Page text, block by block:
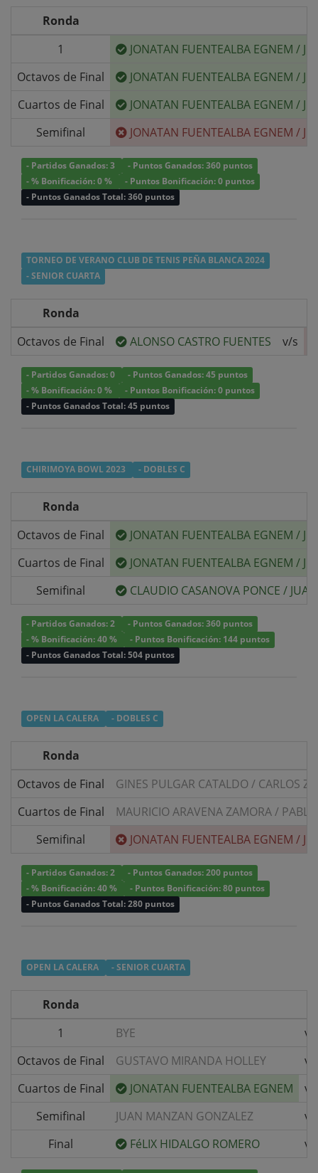
Ronda
1
JONATAN FUENTEALBA EGNEM /
Octavos de Final
JONATAN FUENTEALBA EGNEM /
Cuartos de Final
JONATAN FUENTEALBA EGNEM /
Semifinal
JONATAN FUENTEALBA EGNEM /
- Partidos Ganados: 3
- Puntos Ganados: 360 puntos
- % Bonificación: 0 %
- Puntos Bonificación: 0 puntos
- Puntos Ganados Total: 360 puntos
TORNEO DE VERANO CLUB DE TENIS PEÑA BLANCA 2024
- SENIOR CUARTA
Ronda
Octavos de Final
ALONSO CASTRO FUENTES v/s
- Partidos Ganados: 0
- Puntos Ganados: 45 puntos
- % Bonificación: 0 %
- Puntos Bonificación: 0 puntos
- Puntos Ganados Total: 45 puntos
CHIRIMOYA BOWL 2023 - DOBLES C
Ronda
Octavos de Final
JONATAN FUENTEALBA EGNEM /
Cuartos de Final
JONATAN FUENTEALBA EGNEM /
Semifinal
CLAUDIO CASANOVA PONCE /
- Partidos Ganados: 2
- Puntos Ganados: 360 puntos
- % Bonificación: 40 %
- Puntos Bonificación: 144 puntos
- Puntos Ganados Total: 504 puntos
OPEN LA CALERA - DOBLES C
Ronda
Octavos de Final
GINES PULGAR CATALDO / CARLOS
Cuartos de Final
MAURICIO ARAVENA ZAMORA/
Semifinal
JONATAN FUENTEALBA EGNEM /
- Partidos Ganados: 2
- Puntos Ganados: 200 puntos
- % Bonificación: 40 %
- Puntos Bonificación: 80 puntos
- Puntos Ganados Total: 280 puntos
OPEN LA CALERA - SENIOR CUARTA
Ronda
1
BYE
v/
Octavos de Final
GUSTAVO MIRANDA HOLLEY
v/
Cuartos de Final
JONATAN FUENTEALBA EGNEM
v/
Semifinal
JUAN MANZAN GONZALEZ
v/
Final
FéLIX HIDALGO ROMERO v/